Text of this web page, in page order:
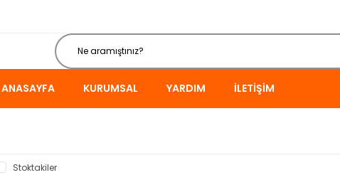
ANASAYFA KURUMSAL YARDIM İLETIŞIM
Stoktakiler